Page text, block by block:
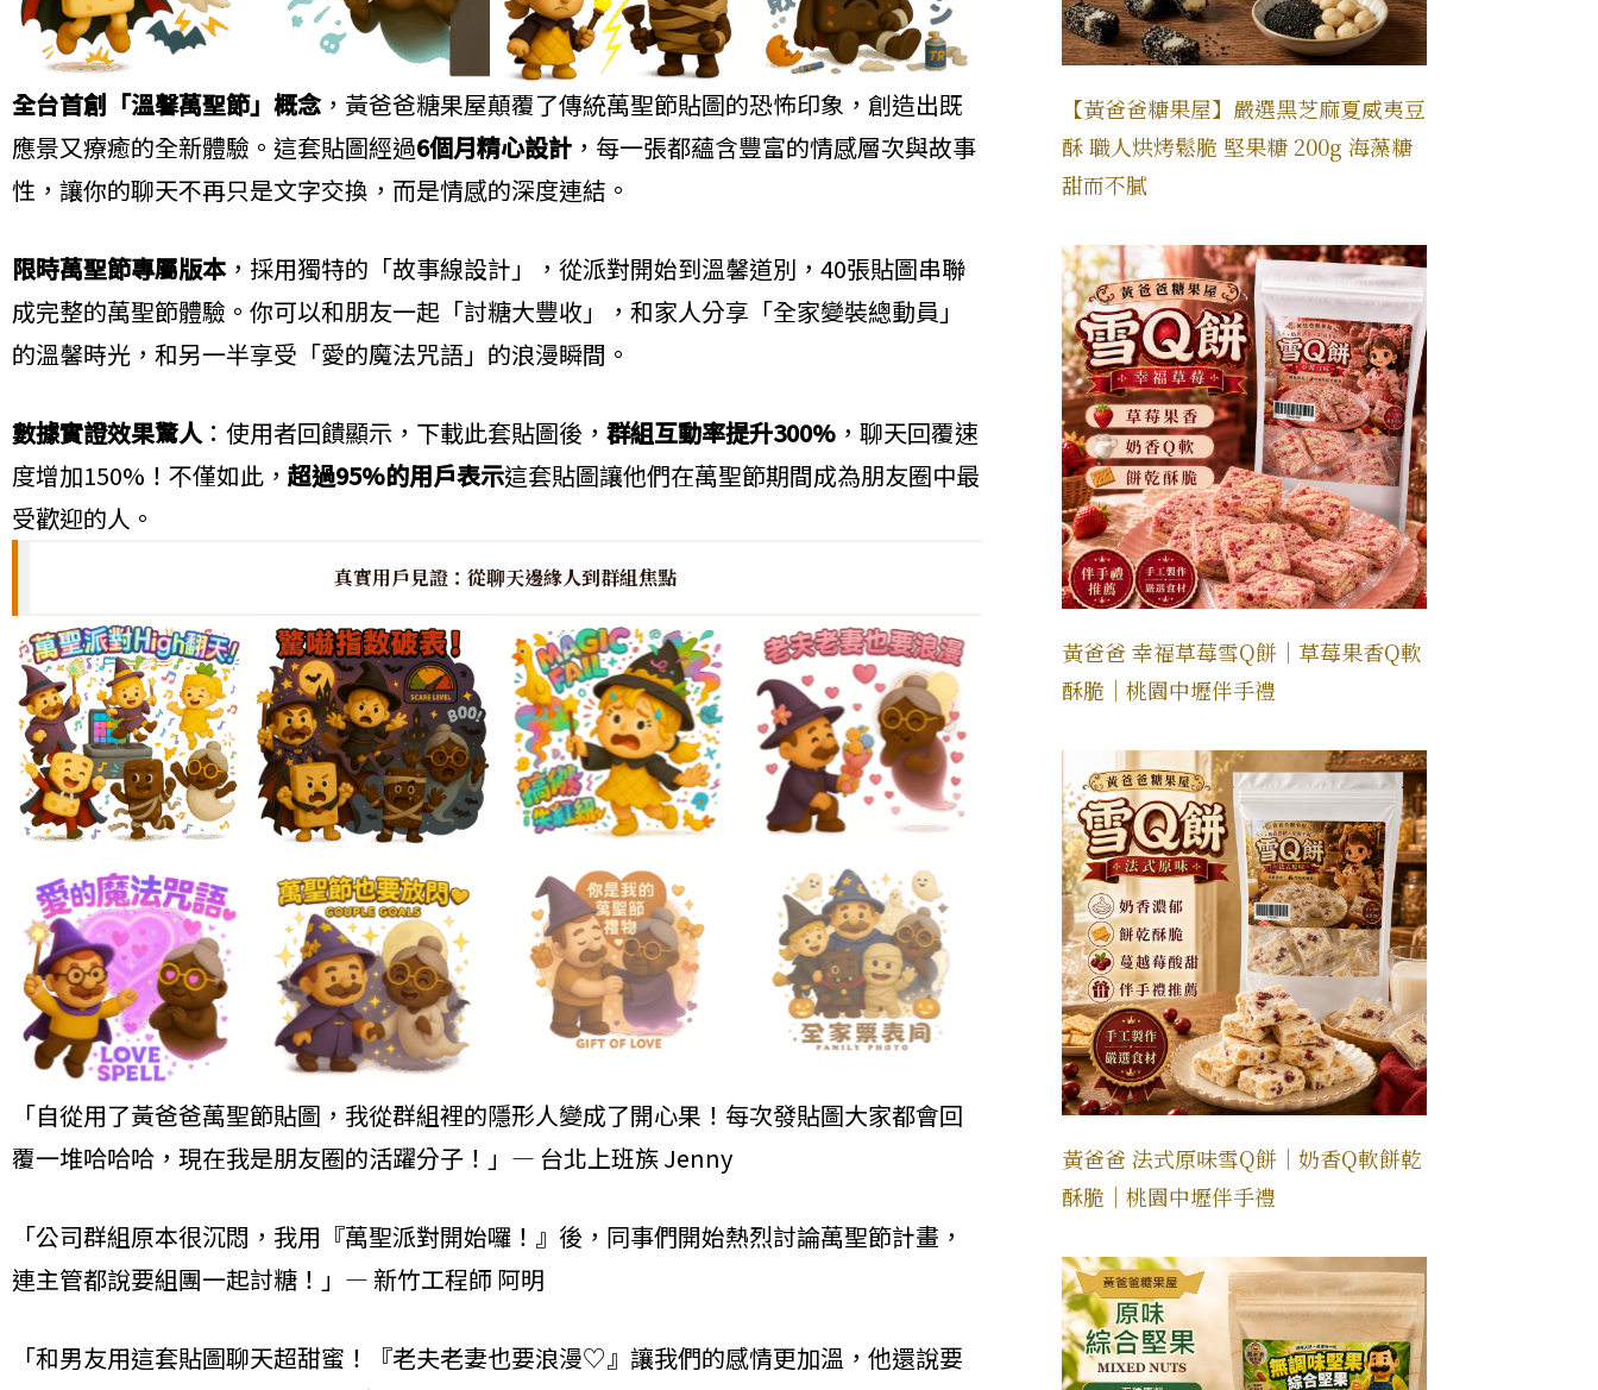
全台首創「溫馨萬聖節」概念，黃爸爸糖果屋顛覆了傳統萬聖節貼圖的恐怖印象，創造出既
應景又療癒的全新體驗。這套貼圖經過6個月精心設計 ，每一張都蘊含豐富的情感層次與故事
性，讓你的聊天不再只是文字交換，而是情感的深度連結。
限時萬聖節專屬版本，採用獨特的「故事線設計」，從派對開始到溫馨道別，40張貼圖串聯
成完整的萬聖節體驗。你可以和朋友一起「討糖大豐收」，和家人分享「全家變裝總動員」
的溫馨時光，和另一半享受「愛的魔法咒語」的浪漫瞬間。
數據實證效果驚人：使用者回饋顯示，下載此套貼圖後， 群組互動率提升300% ，聊天回覆速
度增加150%！不僅如此， 超過95%的用戶表示這套貼圖讓他們在萬聖節期間成為朋友圈中最
受歡迎的人。
真實用戶見證：從聊天邊緣人到群組焦點
「自從用了黃爸爸萬聖節貼圖，我從群組裡的隱形人變成了開心果！每次發貼圖大家都會回
覆一堆哈哈哈，現在我是朋友圈的活躍分子！」— 台北上班族 Jenny
「公司群組原本很沉悶，我用『萬聖派對開始囉！』後，同事們開始熱烈討論萬聖節計畫，
連主管都說要組團一起討糖！」— 新竹工程師 阿明
「和男友用這套貼圖聊天超甜蜜！『老夫老妻也要浪漫♡』讓我們的感情更加溫，他還說要
【黃爸爸糖果屋】嚴選黑芝麻夏威夷豆
酥 職人烘烤鬆脆 堅果糖 200g 海藻糖
甜而不膩
黃爸爸 幸福草莓雪Q餅｜草莓果香Q軟
酥脆｜桃園中壢伴手禮
黃爸爸 法式原味雪Q餅｜奶香Q軟餅乾
酥脆｜桃園中壢伴手禮